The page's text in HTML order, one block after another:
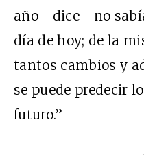
año –dice– no
día de hoy; de la
tantos cambios y
se puede predecir
futuro.”